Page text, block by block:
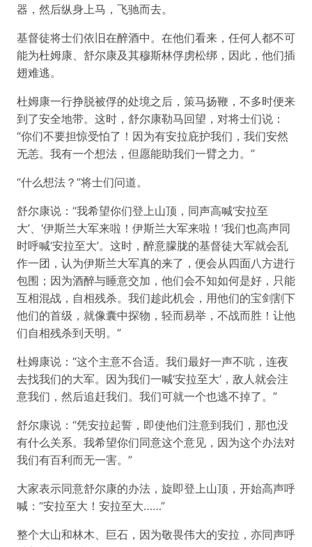
器，然后纵身上马，飞驰而去。
基督徒将士们依旧在醉酒中。在他们看来，任何人都不可
能为杜姆康、舒尔康及其穆斯林俘虏松绑，因此，他们插
翅难逃。
杜姆康一行挣脱被俘的处境之后，策马扬鞭，不多时便来
到了安全地带。这时，舒尔康勒马回望，对将士们说：
“你们不要担惊受怕了！因为有安拉庇护我们，我们安然
无恙。我有一个想法，但愿能助我们一臂之力。”
“什么想法？”将士们问道。
舒尔康说：“我希望你们登上山顶，同声高喊‘安拉至
大’、‘伊斯兰大军来啦！伊斯兰大军来啦！’我们也高声同
时呼喊‘安拉至大’。这时，醉意朦胧的基督徒大军就会乱
作一团，认为伊斯兰大军真的来了，便会从四面八方进行
包围；因为酒醉与睡意交加，他们会不知如何是好，只能
互相混战，自相残杀。我们趁此机会，用他们的宝剑割下
他们的首级，就像囊中探物，轻而易举，不战而胜！让他
们自相残杀到天明。”
杜姆康说：“这个主意不合适。我们最好一声不吭，连夜
去找我们的大军。因为我们一喊‘安拉至大’，敌人就会注
意我们，然后追赶我们。我们可就一个也逃不掉了。”
舒尔康说：“凭安拉起誓，即使他们注意到我们，那也没
有什么关系。我希望你们同意这个意见，因为这个办法对
我们有百利而无一害。”
大家表示同意舒尔康的办法，旋即登上山顶，开始高声呼
喊：“安拉至大！安拉至大……”
整个大山和林木、巨石，因为敬畏伟大的安拉，亦同声呼